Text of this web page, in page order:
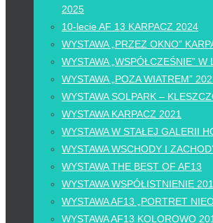
2025
10-lecie AF 13 KARPACZ 2024
WYSTAWA „PRZEZ OKNO”
WYSTAWA „WSPÓŁCZEŚNIE” W
WYSTAWA „POZA WIATREM”
WYSTAWA SOLPARK –
WYSTAWA KARPACZ 2021
WYSTAWA W STAŁEJ GALERII
WYSTAWA WSCHODY I
WYSTAWA THE BEST OF AF13
WYSTAWA WSPÓŁISTNIENIE
WYSTAWA AF13 „PORTRET
WYSTAWA AF13 KOLOROWO